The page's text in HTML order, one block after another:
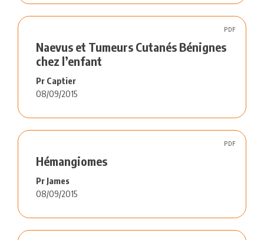
Naevus et Tumeurs Cutanés Bénignes
chez l’enfant
Pr Captier
08/09/2015
PDF
Hémangiomes
Pr James
08/09/2015
PDF